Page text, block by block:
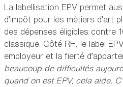
La labellisation EPV permet
d’impôt pour les métiers d’art
des dépenses éligibles contre
classique. Côté RH, le label
employeur et la fierté
beaucoup de difficultés
quand on est EPV, cela aide.